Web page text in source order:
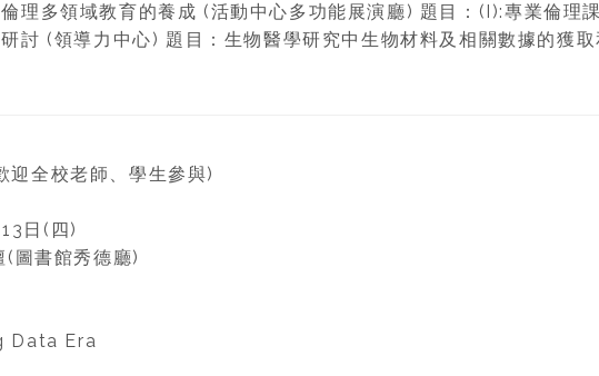
理多領域教育的養成 (活動中心多功能展演廳) 題目：(I):專業倫理
討 (領導力中心) 題目：生物醫學研究中生物材料及相關數據的獲
迎全校老師、學生參與)
日(四)
圖書館秀德廳)
Data Era